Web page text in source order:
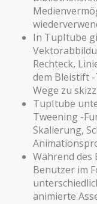
In TupItube
Rechteck,
dem Bleistift
Wege zu
TupItube
Tweening -
Skalierung,
Während des
Benutzer im
animierte